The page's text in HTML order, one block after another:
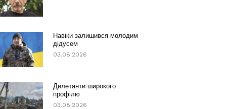
Навіки залишився молодим
дідусем
03.08.2026
Дилетанти широкого
профілю
03.08.2026